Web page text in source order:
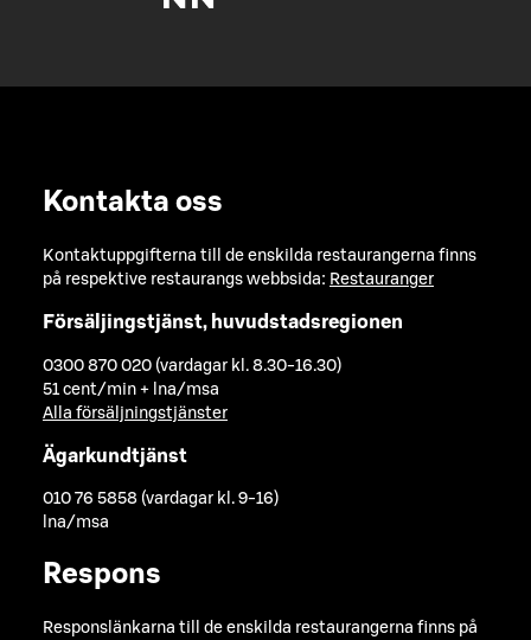
Kontakta oss
Kontaktuppgifterna till de enskilda restaurangerna finns
på respektive restaurangs webbsida: Restauranger
Försäljingstjänst, huvudstadsregionen
0300 870 020 (vardagar kl. 8.30-16.30)
51 cent/min + lna/msa
Alla försäljningstjänster
Ägarkundtjänst
010 76 5858 (vardagar kl. 9-16)
lna/msa
Respons
Responslänkarna till de enskilda restaurangerna finns på